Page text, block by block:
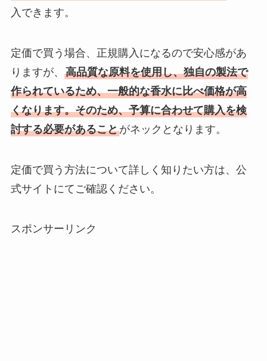
理由は？3つの理由と
口コミ・評判を紹
介！
想夫恋はなぜ高い？
人気の理由と安く買
アレクサンドルドゥ
パリはなぜ高い？な
入できます。
定価で買う場合、正規購入になるので安心感があ
りますが、 高品質な原料を使用し、独自の製法で
作られているため、一般的な香水に比べ価格が高
くなります。そのため、予算に合わせて購入を検
討する必要があることがネックとなります。
定価で買う方法について詳しく知りたい方は、公
式サイトにてご確認ください。
スポンサーリンク